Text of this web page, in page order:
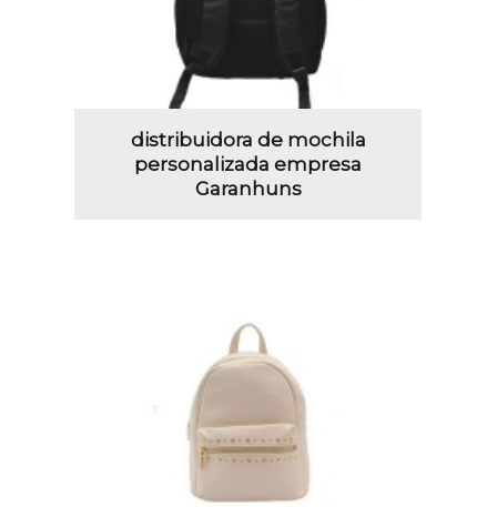
distribuidora de mochila
personalizada empresa
Garanhuns